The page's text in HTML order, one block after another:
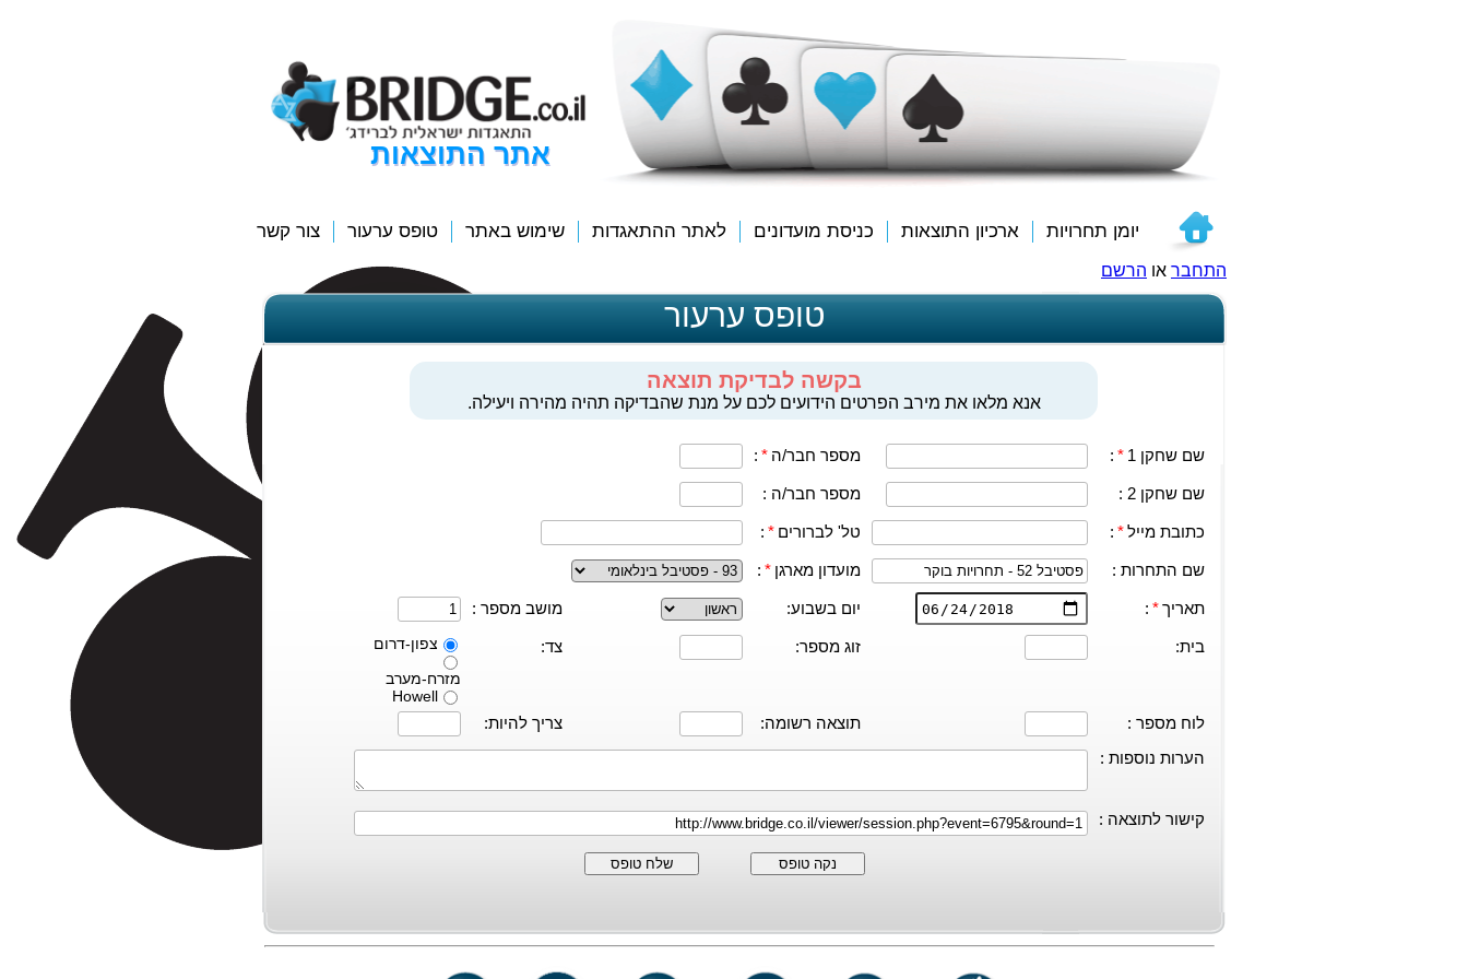
אתר התוצאות
יומן תחרויות ארכיון התוצאות כניסת מועדונים לאתר ההתאגדות שימוש באתר טופס ערעור צור קשר
התחבר או הרשם
טופס ערעור
בקשה לבדיקת תוצאה
אנא מלאו את מירב הפרטים הידועים לכם על מנת שהבדיקה תהיה מהירה ויעילה.
שם שחקן 1 *
: מספר חבר/ה *
:
שם שחקן 2 : מספר חבר/ה :
כתובת מייל*
: טל' לברורים *
:
שם התחרות : מועדון מארגן *
:
תאריך*
: יום בשבוע: מושב מספר :
בית: זוג מספר: צד:
צפון-דרום
מזרח-מערב
Howell
לוח מספר : תוצאה רשומה:
צריך להיות:
הערות נוספות :
קישור לתוצאה :
נקה טופס שלח טופס